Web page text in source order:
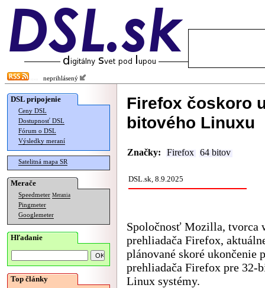
neprihlásený
DSL pripojenie
Ceny DSL
Dostupnosť DSL
Fórum o DSL
Výsledky meraní
Satelitná mapa SR
Merače
Speedmeter Merania
Pingmeter
Googlemeter
Hľadanie
Top články
Firefox čoskoro
bitového Linuxu
Značky: Firefox 64 bitov
DSL.sk, 8.9.2025
Spoločnosť Mozilla, tvorca
prehliadača Firefox,
plánované skoré ukončenie
prehliadača Firefox pre 32-
Linux systémy.